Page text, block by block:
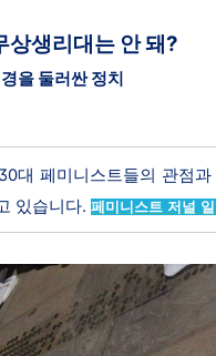
상생리대는 안 돼?
을 둘러싼 정치
대 페미니스트들의 관점과
있습니다. 페미니스트 저널